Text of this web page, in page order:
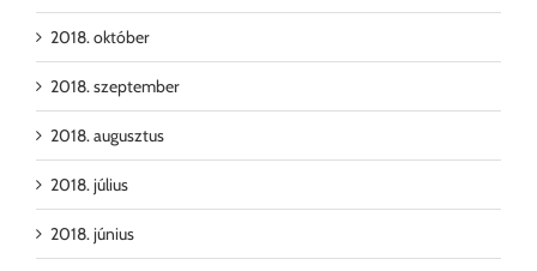
2018. október
2018. szeptember
2018. augusztus
2018. július
2018. június